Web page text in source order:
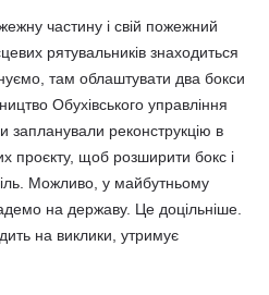
частину і свій пожежний
рятувальників знаходиться
там облаштувати два бокси
Обухівського управління
реконструкцію в
проєкту, щоб розширити бокс і
Можливо, у майбутньому
на державу. Це доцільніше.
на виклики, утримує